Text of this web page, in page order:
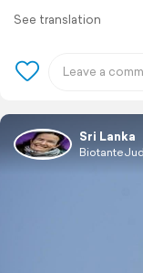
See translation
Sri Lanka